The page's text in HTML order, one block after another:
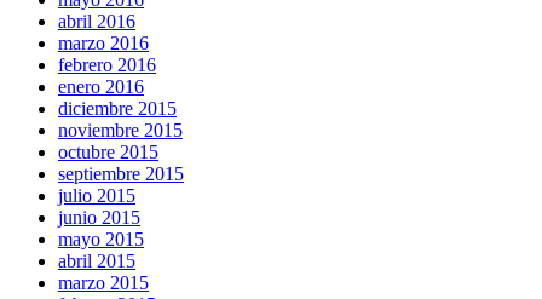
abril 2016
marzo 2016
febrero 2016
enero 2016
diciembre 2015
noviembre 2015
octubre 2015
septiembre 2015
julio 2015
junio 2015
mayo 2015
abril 2015
marzo 2015